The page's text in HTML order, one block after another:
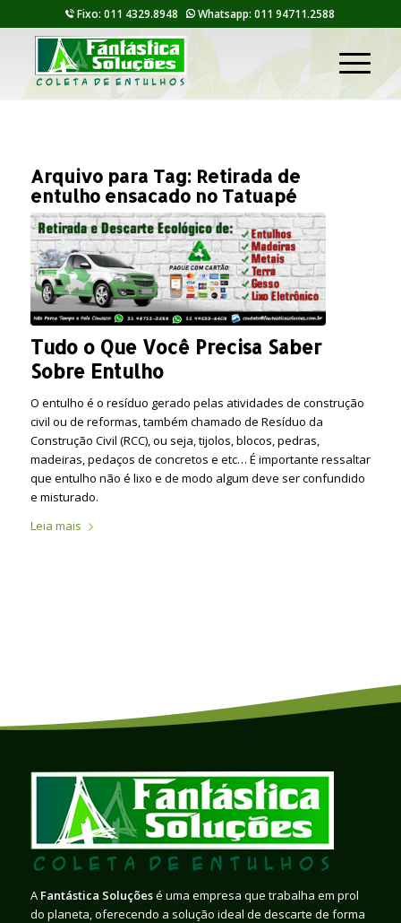
Fixo: 011 4329.8948 Whatsapp: 011 94711.2588
Arquivo para Tag: Retirada de
entulho ensacado no Tatuapé
Tudo o Que Você Precisa Saber
Sobre Entulho
O entulho é o resíduo gerado pelas atividades de construção
civil ou de reformas, também chamado de Resíduo da
Construção Civil (RCC), ou seja, tijolos, blocos, pedras,
madeiras, pedaços de concretos e etc… É importante ressaltar
que entulho não é lixo e de modo algum deve ser confundido
e misturado.
Leia mais
A Fantástica Soluçõesé uma empresa que trabalha em prol
do planeta, oferecendo a solução ideal de descarte de forma